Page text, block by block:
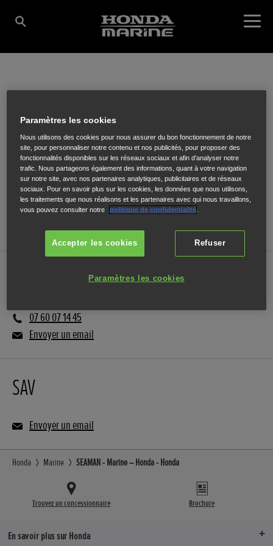
SEAMAN
6 Rue Saint Nicolas,CARO,56140
07 60 07 14 45
Envoyer un email
SAV
Envoyer un email
Honda Marine SEAMAN - Marine – Honda - Honda
Trouvez un concessionnaire Brochure
En savoir plus sur Honda
Paramètres les cookies
Nous utilisons des cookies pour nous assurer du bon fonctionnement de notre
site, pour personnaliser notre contenu et nos publicités, pour proposer des
fonctionnalités disponibles sur les réseaux sociaux et afin d’analyser notre
trafic. Nous partageons également des informations, quant à votre navigation
sur notre site, avec nos partenaires analytiques, publicitaires et de réseaux
sociaux. Pour en savoir plus sur les cookies, les données que nous utilisons,
les traitements que nous réalisons et les partenaires avec qui nous travaillons,
vous pouvez consulter notre
politique de confidentialité
Refuser
Accepter les cookies
Paramètres les cookies